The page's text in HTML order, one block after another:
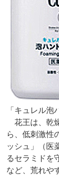
「キュレル泡
花王は、乾
ら、低刺激性
ッシュ」（医
るセラミドを
など、荒れや